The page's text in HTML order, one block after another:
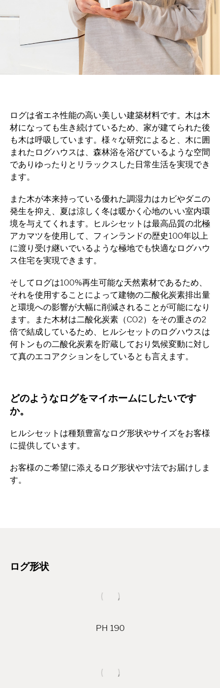
ログは省エネ性能の高い美しい建築材料です。木は木
材になっても生き続けているため、家が建てられた後
も木は呼吸しています。様々な研究によると、木に囲
まれたログハウスは、森林浴を浴びているような空間
でありゆったりとリラックスした日常生活を実現でき
ます。
また木が本来持っている優れた調湿力はカビやダニの
発生を抑え、夏は涼しく冬は暖かく心地のいい室内環
境を与えてくれます。ヒルシセットは最高品質の北極
アカマツを使用して、フィンランドの歴史100年以上
に渡り受け継いでいるような極地でも快適なログハウ
ス住宅を実現できます。
そしてログは100%再生可能な天然素材であるため、
それを使用することによって建物の二酸化炭素排出量
と環境への影響が大幅に削減されることが可能になり
ます。また木材は二酸化炭素（CO2）をその重さの2
倍で結成しているため、ヒルシセットのログハウスは
何トンもの二酸化炭素を貯蔵しており気候変動に対し
て真のエコアクションをしているとも言えます。
どのようなログをマイホームにしたいです
か。
ヒルシセットは種類豊富なログ形状やサイズをお客様
に提供しています。
お客様のご希望に添えるログ形状や寸法でお届けしま
す。
ログ形状
PH 190